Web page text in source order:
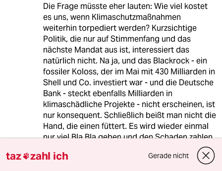
Die Frage müsste eher lauten: Wie viel kostet
es uns, wenn Klimaschutzmaßnahmen
weiterhin torpediert werden? Kurzsichtige
Politik, die nur auf Stimmenfang und das
nächste Mandat aus ist, interessiert das
natürlich nicht. Na ja, und das Blackrock - ein
fossiler Koloss, der im Mai mit 430 Milliarden in
Shell und Co. investiert war - und die Deutsche
Bank - steckt ebenfalls Milliarden in
klimaschädliche Projekte - nicht erscheinen, ist
nur konsequent. Schließlich beißt man nicht die
Hand, die einen füttert. Es wird wieder einmal
nur viel Bla Bla geben und den Schaden zahlen
ohnehin hauptsächlich die, die keine starke
Lobby und Geld für Bestechung - sorry,
taz zahl ich Gerade nicht